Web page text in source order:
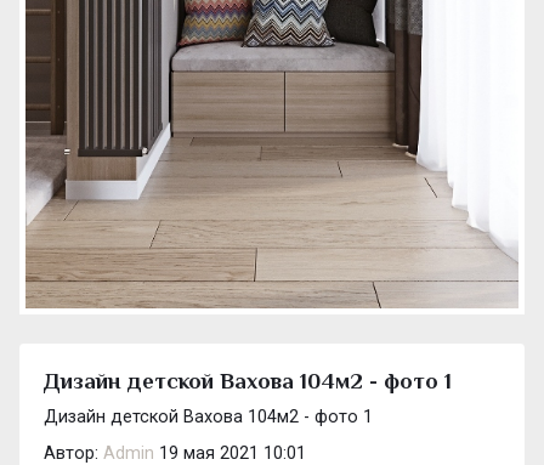
Дизайн детской Вахова 104м2 - фото 1
Дизайн детской Вахова 104м2 - фото 1
Автор: Admin 19 мая 2021 10:01